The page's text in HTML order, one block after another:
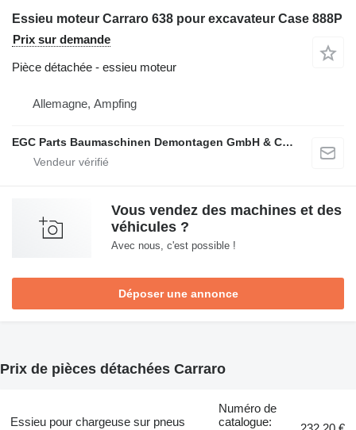
Essieu moteur Carraro 638 pour excavateur Case 888P
Prix sur demande
Pièce détachée - essieu moteur
Allemagne, Ampfing
EGC Parts Baumaschinen Demontagen GmbH & Co. KG
Vous vendez des machines et des
véhicules ?
Avec nous, c'est possible !
Déposer une annonce
Prix de pièces détachées Carraro
Essieu pour chargeuse sur pneus
Numéro de
catalogue: